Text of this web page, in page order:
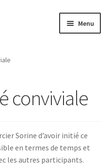
Menu
conviviale
Sorine d’avoir initié ce
en termes de temps et
les autres participants.